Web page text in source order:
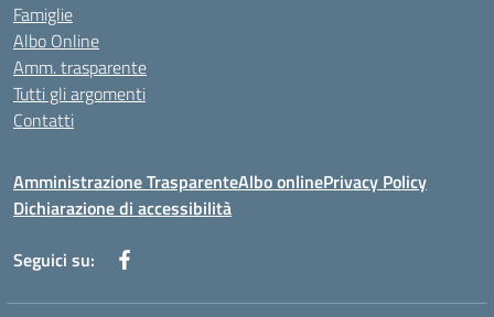
Famiglie
Albo Online
Amm. trasparente
Tutti gli argomenti
Contatti
Amministrazione TrasparenteAlbo onlinePrivacy Policy
Dichiarazione di accessibilità
Seguici su: